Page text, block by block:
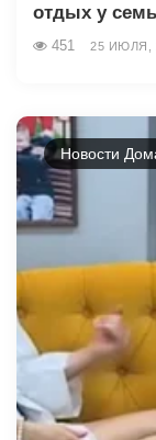
отдых у
451 25 ИЮЛЯ,
Новости